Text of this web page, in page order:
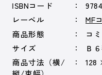
ISBNコード
レーベル
MF
商品形態
コ
サイズ
Ｂ
商品寸法（横/
128